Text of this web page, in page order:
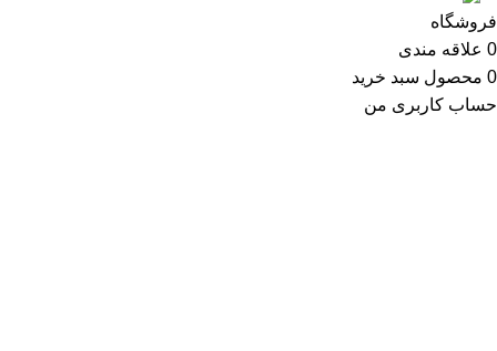
فروشگاه
0 علاقه مندی
0 محصول سبد خرید
حساب کاربری من